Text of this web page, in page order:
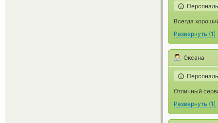
Всегда
Развернуть (1)
Оксана
Отличный
Развернуть (1)